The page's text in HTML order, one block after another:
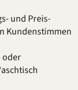
und Preis-
Kundenstimmen
oder